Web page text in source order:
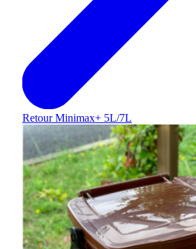
RetourMinimax+ 5L/7L